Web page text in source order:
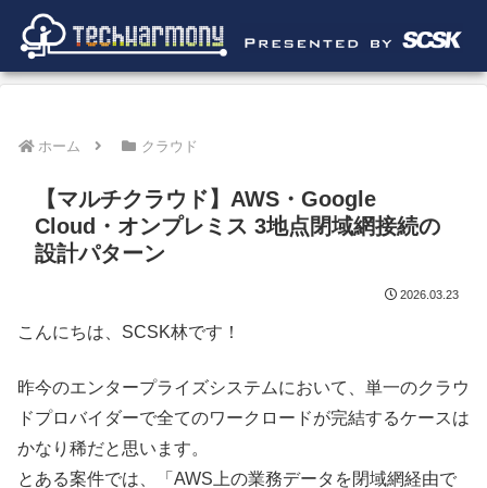
ホーム クラウド
【マルチクラウド】AWS・Google
Cloud・オンプレミス 3地点閉域網接続の
設計パターン
2026.03.23
こんにちは、SCSK林です！
昨今のエンタープライズシステムにおいて、単一のクラウ
ドプロバイダーで全てのワークロードが完結するケースは
かなり稀だと思います。
とある案件では、「AWS上の業務データを閉域網経由で